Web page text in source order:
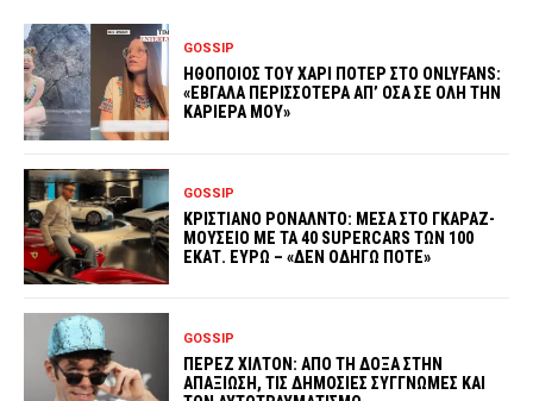
GOSSIP
ΗΘΟΠΟΙΟΣ ΤΟΥ ΧΑΡΙ ΠΟΤΕΡ ΣΤΟ ONLYFANS:
«ΕΒΓΑΛΑ ΠΕΡΙΣΣΟΤΕΡΑ ΑΠ’ ΟΣΑ ΣΕ ΟΛΗ ΤΗΝ
ΚΑΡΙΕΡΑ ΜΟΥ»
GOSSIP
ΚΡΙΣΤΙΑΝΟ ΡΟΝΑΛΝΤΟ: ΜΕΣΑ ΣΤΟ ΓΚΑΡΑΖ-
ΜΟΥΣΕΙΟ ΜΕ ΤΑ 40 SUPERCARS ΤΩΝ 100
ΕΚΑΤ. ΕΥΡΩ – «ΔΕΝ ΟΔΗΓΩ ΠΟΤΕ»
GOSSIP
ΠΕΡΕΖ ΧΙΛΤΟΝ: ΑΠΟ ΤΗ ΔΟΞΑ ΣΤΗΝ
ΑΠΑΞΙΩΣΗ, ΤΙΣ ΔΗΜΟΣΙΕΣ ΣΥΓΓΝΩΜΕΣ ΚΑΙ